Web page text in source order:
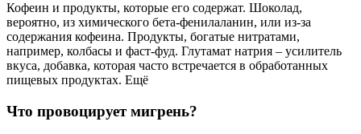
Кофеин и продукты, которые его содержат. Шоколад,
вероятно, из химического бета-фенилаланин, или из-за
содержания кофеина. Продукты, богатые нитратами,
например, колбасы и фаст-фуд. Глутамат натрия – усилитель
вкуса, добавка, которая часто встречается в обработанных
пищевых продуктах. Ещё
Что провоцирует мигрень?